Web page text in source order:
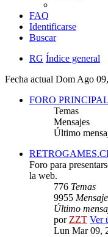
FAQ
Identificarse
Buscar
RG Índice general
Fecha actual Dom Ago
FORO PRINCIPAL
Temas
Mensajes
Último
Foro para
la web.
776 Temas
9955
Último
porZZT Ver
Lun Mar 09,